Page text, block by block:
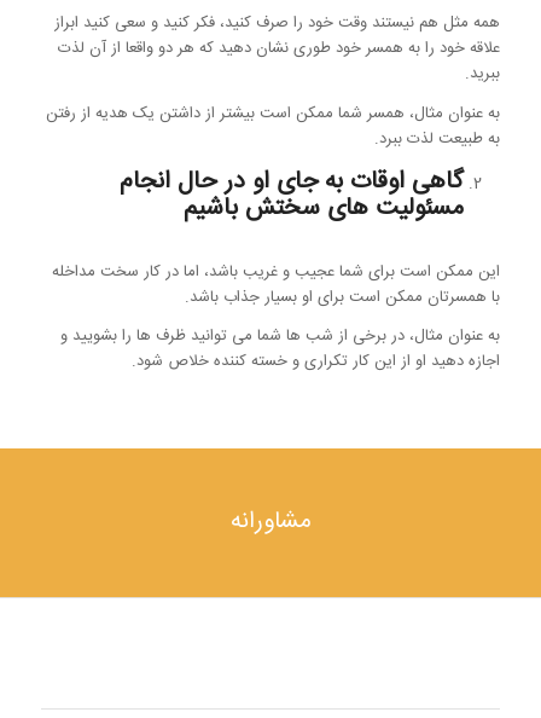
همه مثل هم نیستند وقت خود را صرف کنید، فکر کنید و سعی کنید ابراز
علاقه خود را به همسر خود طوری نشان دهید که هر دو واقعا از آن لذت
ببرید.
به عنوان مثال، همسر شما ممکن است بیشتر از داشتن یک هدیه از رفتن
به طبیعت لذت ببرد.
گاهی اوقات به جای او در حال انجام
مسئولیت های سختش باشیم
این ممکن است برای شما عجیب و غریب باشد، اما در کار سخت مداخله
با همسرتان ممکن است برای او بسیار جذاب باشد.
به عنوان مثال، در برخی از شب ها شما می توانید ظرف ها را بشویید و
اجازه دهید او از این کار تکراری و خسته کننده خلاص شود.
مشاورانه